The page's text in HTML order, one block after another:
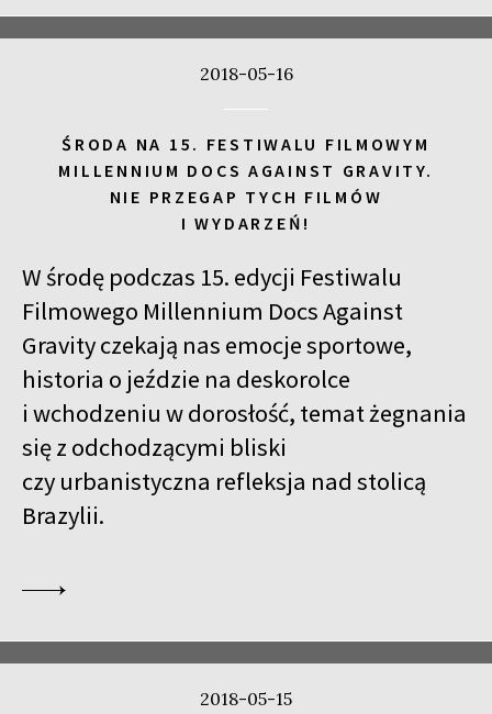
2018-05-16
ŚRODA NA 15. FESTIWALU FILMOWYM
MILLENNIUM DOCS AGAINST GRAVITY.
NIE PRZEGAP TYCH FILMÓW
I WYDARZEŃ!
W środę podczas 15. edycji Festiwalu
Filmowego Millennium Docs Against
Gravity czekają nas emocje sportowe,
historia o jeździe na deskorolce
i wchodzeniu w dorosłość, temat żegnania
się z odchodzącymi bliski
czy urbanistyczna refleksja nad stolicą
Brazylii.
2018-05-15